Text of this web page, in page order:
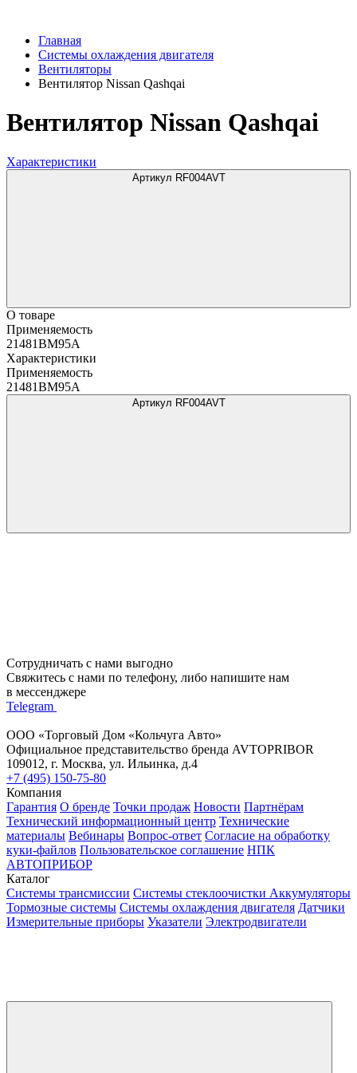
Главная
Системы охлаждения двигателя
Вентиляторы
Вентилятор Nissan Qashqai
Вентилятор Nissan Qashqai
Характеристики
Артикул RF004AVT
О товаре
Применяемость
21481BM95A
Характеристики
Применяемость
21481BM95A
Артикул RF004AVT
Сотрудничать с нами выгодно
Свяжитесь с нами по телефону, либо напишите нам
в мессенджере
Telegram
ООО «Торговый Дом «Кольчуга Авто»
Официальное представительство бренда AVTOPRIBOR
109012, г. Москва, ул. Ильинка, д.4
+7 (495) 150-75-80
Компания
Гарантия О бренде Точки продаж Новости Партнёрам
Технический информационный центр Технические
материалы Вебинары Вопрос-ответ Согласие на обработку
куки-файлов Пользовательское соглашение НПК
АВТОПРИБОР
Каталог
Системы трансмиссии Системы стеклоочистки Аккумуляторы
Тормозные системы Системы охлаждения двигателя Датчики
Измерительные приборы Указатели Электродвигатели